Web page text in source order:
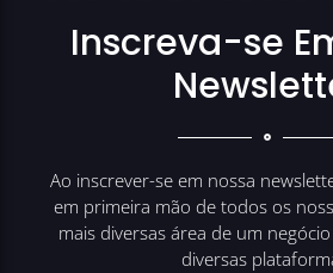
Inscreva-se
Ao inscrever-se em nossa
em primeira mão de todos os
mais diversas área de um
diversas